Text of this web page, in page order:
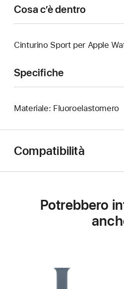
Cosa c’è dentro
Cinturino Sport per Apple
Specifiche
Materiale: Fluoroelastomero
Compatibilità
Potrebbero